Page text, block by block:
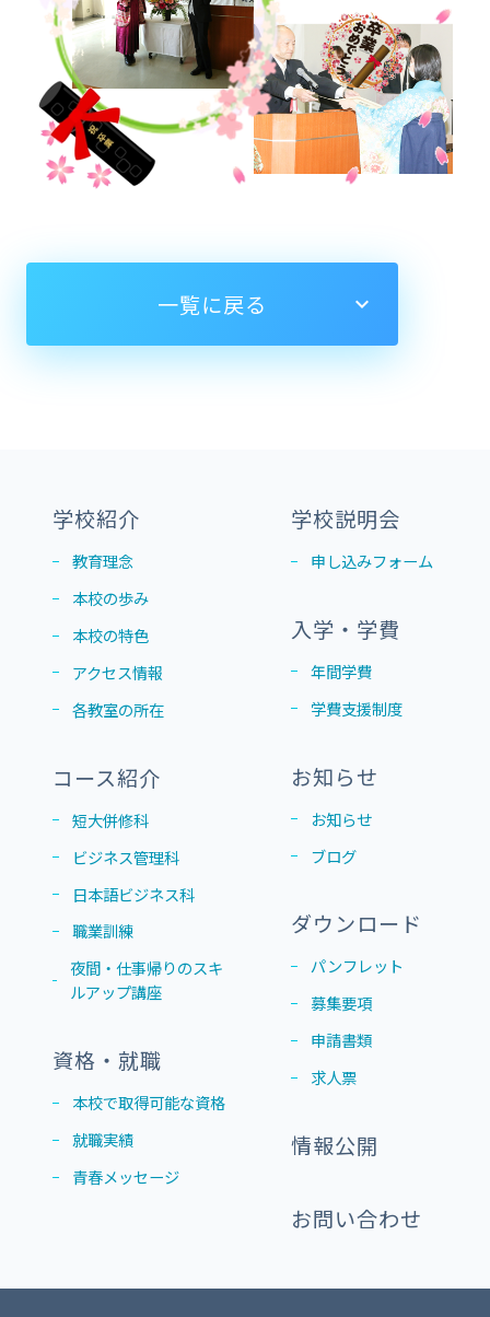
一覧に戻る
学校紹介
教育理念
本校の歩み
本校の特色
アクセス情報
各教室の所在
コース紹介
短大併修科
ビジネス管理科
日本語ビジネス科
職業訓練
夜間・仕事帰りのスキ
ルアップ講座
資格・就職
本校で取得可能な資格
就職実績
青春メッセージ
学校説明会
申し込みフォーム
入学・学費
年間学費
学費支援制度
お知らせ
お知らせ
ブログ
ダウンロード
パンフレット
募集要項
申請書類
求人票
情報公開
お問い合わせ